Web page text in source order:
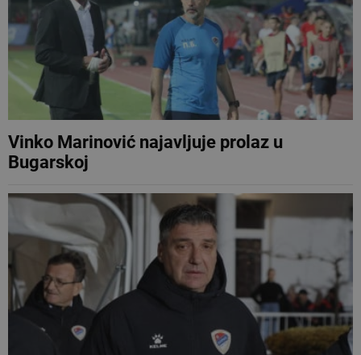
Vinko Marinović najavljuje prolaz u
Bugarskoj